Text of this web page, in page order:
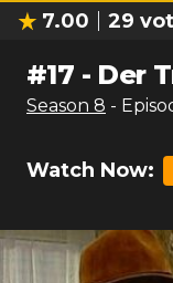
7.00 29
#17 - Der
Season 8 -
Watch Now: